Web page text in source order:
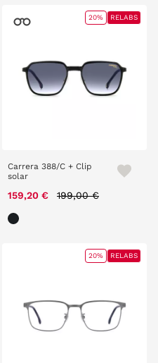
Carrera 388/C + Clip
solar
159,20 € Price reduced from
199,00 €
20% RELABS
20% RELABS